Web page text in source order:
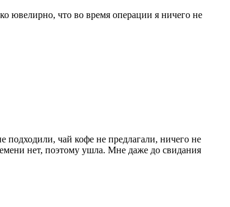
ювелирно, что во время операции я ничего не
подходили, чай кофе не предлагали, ничего не
нет, поэтому ушла. Мне даже до свидания